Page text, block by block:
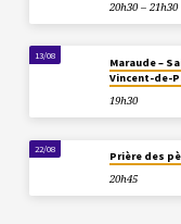
20h30 – 21h30
13/08
Maraude –
Vincent-de-
19h30
22/08
Prière des
20h45